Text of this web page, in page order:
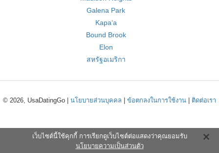
Galena Park
Kapaʻa
Bound Brook
Elon
สหรัฐอเมริกา
© 2026, UsaDatingGo | นโยบายส่วนบุคคล ข้อตกลงในการใช้งาน ติดต่อเรา
เว็บไซต์นี้ใช้คุกกี้ การเรียกดูเว็บไซต์ต่อแสดงว่าคุณยอมรับ
นโยบายความเป็นส่วนตัว